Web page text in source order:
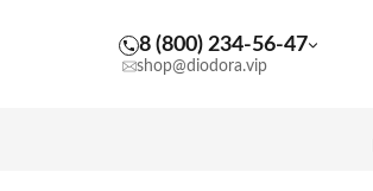
8 (800) 234-56-47
shop@diodora.vip